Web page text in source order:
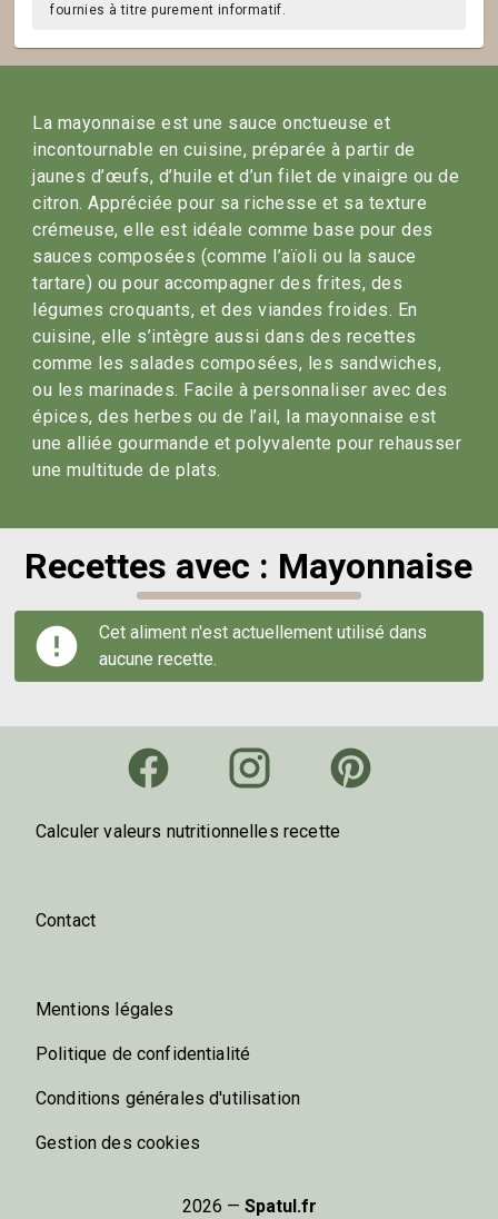
fournies à titre purement informatif.
La mayonnaise est une sauce onctueuse et
incontournable en cuisine, préparée à partir de
jaunes d’œufs, d’huile et d’un filet de vinaigre ou de
citron. Appréciée pour sa richesse et sa texture
crémeuse, elle est idéale comme base pour des
sauces composées (comme l’aïoli ou la sauce
tartare) ou pour accompagner des frites, des
légumes croquants, et des viandes froides. En
cuisine, elle s’intègre aussi dans des recettes
comme les salades composées, les sandwiches,
ou les marinades. Facile à personnaliser avec des
épices, des herbes ou de l’ail, la mayonnaise est
une alliée gourmande et polyvalente pour rehausser
une multitude de plats.
Recettes avec : Mayonnaise
Cet aliment n'est actuellement utilisé dans
aucune recette.
Calculer valeurs nutritionnelles recette
Contact
Mentions légales
Politique de confidentialité
Conditions générales d'utilisation
Gestion des cookies
2026 — Spatul.fr